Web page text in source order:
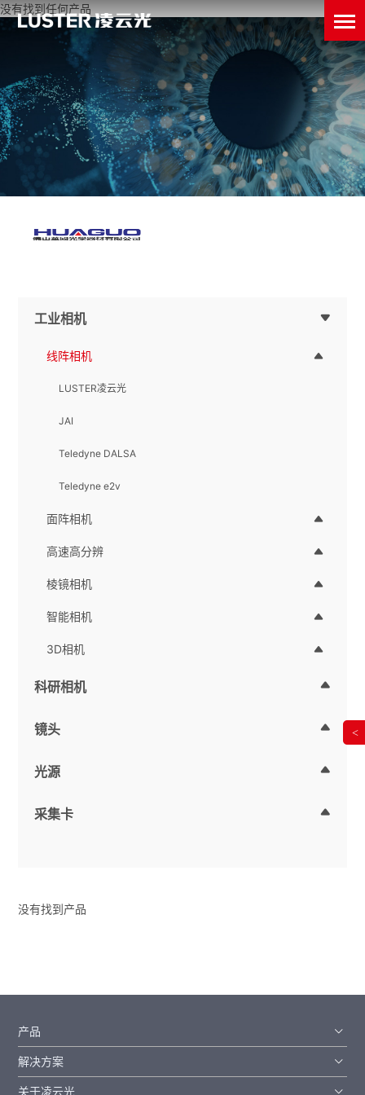
没有找到任何产品
工业相机
线阵相机
LUSTER凌云光
JAI
Teledyne DALSA
Teledyne e2v
面阵相机
高速高分辨
棱镜相机
智能相机
3D相机
科研相机
镜头
光源
采集卡
没有找到产品
产品
解决方案
关于凌云光
<